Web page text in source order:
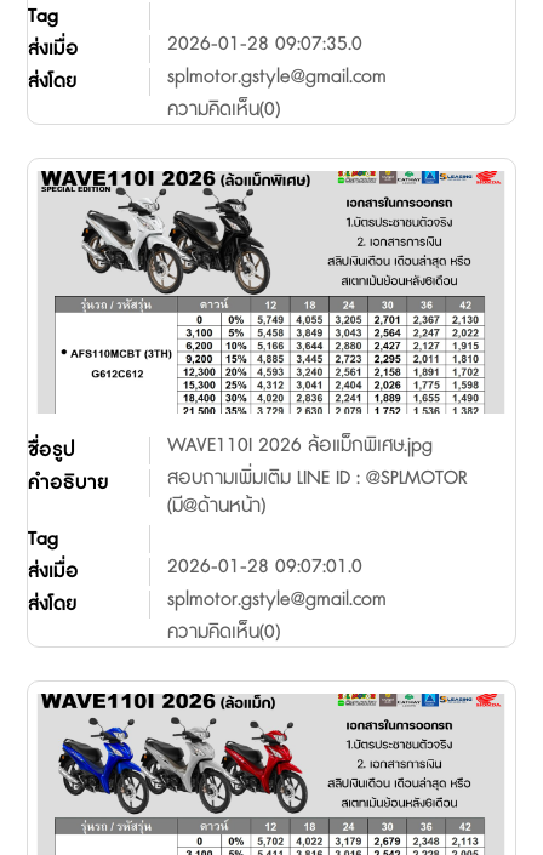
Tag
ส่งเมื่อ
2026-01-28 09:07:35.0
ส่งโดย
splmotor.gstyle@gmail.com
ความคิดเห็น(0)
ชื่อรูป
WAVE110I 2026 ล้อแม็กพิเศษ.jpg
คำอธิบาย
สอบถามเพิ่มเติม LINE ID : @SPLMOTOR
(มี@ด้านหน้า)
Tag
ส่งเมื่อ
2026-01-28 09:07:01.0
ส่งโดย
splmotor.gstyle@gmail.com
ความคิดเห็น(0)